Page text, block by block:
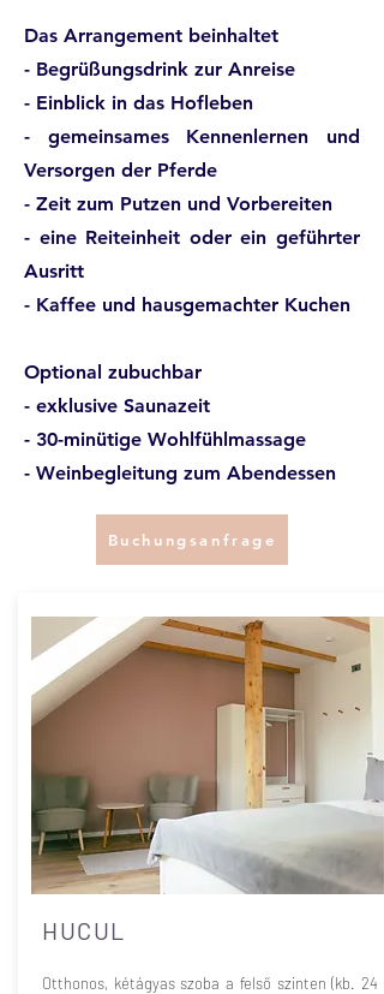
Das Arrangement beinhaltet
- Begrüßungsdrink zur Anreise
- Einblick in das Hofleben
- gemeinsames Kennenlernen und
Versorgen der Pferde
- Zeit zum Putzen und Vorbereiten
- eine Reiteinheit oder ein geführter
Ausritt
- Kaffee und hausgemachter Kuchen
Optional zubuchbar
- exklusive Saunazeit
- 30-minütige Wohlfühlmassage
- Weinbegleitung zum Abendessen
Buchungsanfrage
HUCUL
Otthonos, kétágyas szoba a felső szinten (kb. 24